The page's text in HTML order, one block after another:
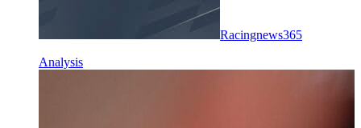
Racingnews365
Analysis